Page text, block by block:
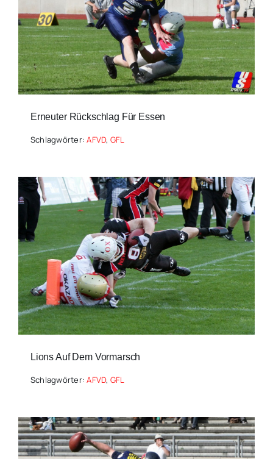
Erneuter Rückschlag Für Essen
Schlagwörter:AFVD, GFL
Lions Auf Dem Vormarsch
Schlagwörter:AFVD, GFL